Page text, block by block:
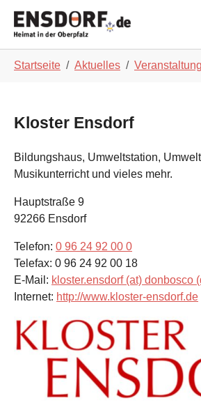
Startseite Aktuelles
Kloster Ensdorf
Bildungshaus, Umweltstation,
Musikunterricht und vieles mehr.
Hauptstraße 9
92266 Ensdorf
Telefon: 0 96 24 92 00 0
Telefax: 0 96 24 92 00 18
E-Mail: kloster.ensdorf (at) donbosco
Internet: http://www.kloster-ensdorf.de